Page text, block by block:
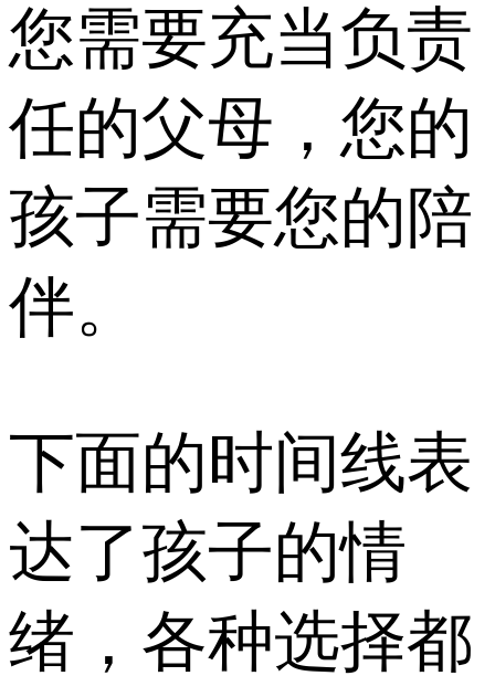
您需要充当负责
任的父母，您的
孩子需要您的陪
伴。
下面的时间线表
达了孩子的情
绪，各种选择都